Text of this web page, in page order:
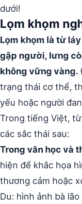
dưới!
Lọm khọm
Lọm khọm là từ
gập người, lưng
không vững vàng.
trạng thái cơ thể,
yếu hoặc người
Trong tiếng Việt, từ
các sắc thái sau:
Trong văn học và
hiện để khắc họa
thương cảm hoặc
Du: hình ảnh bà